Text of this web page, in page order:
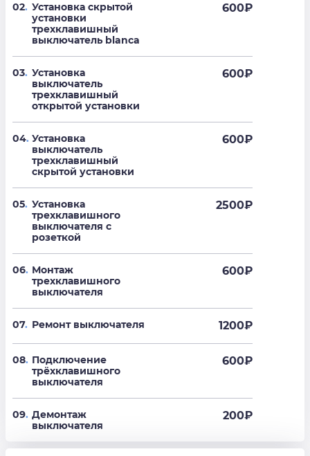
02. Установка скрытой
установки
трехклавишный
выключатель blanca
600₽
03. Установка
выключатель
трехклавишный
открытой установки
600₽
04. Установка
выключатель
трехклавишный
скрытой установки
600₽
05. Установка
трехклавишного
выключателя с
розеткой
2500₽
06. Монтаж
трехклавишного
выключателя
600₽
07. Ремонт выключателя 1200₽
08. Подключение
трёхклавишного
выключателя
600₽
09. Демонтаж
выключателя
200₽